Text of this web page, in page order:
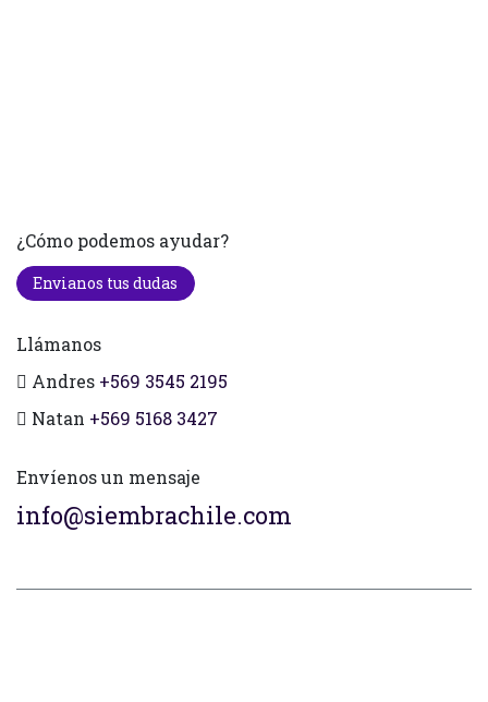
¿Cómo podemos ayudar?
Envianos tus dudas
Llámanos
Andres +569 3545 2195
Natan +569 5168 3427
Envíenos un mensaje
info@siembrachile.com